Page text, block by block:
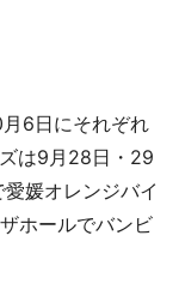
6日にそれぞれ
は9月28日・29
媛オレンジバイ
ホールでバンビ